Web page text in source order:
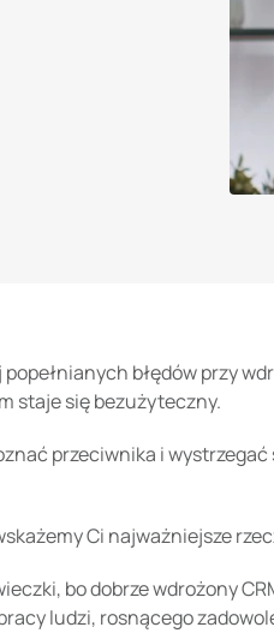
błędów przy
staje się bezużyteczny.
przeciwnika i
Ci najważniejsze
bo dobrze wdrożony
ludzi, rosnącego